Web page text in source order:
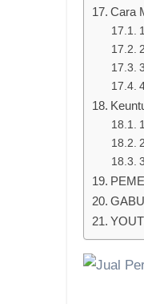
Cara